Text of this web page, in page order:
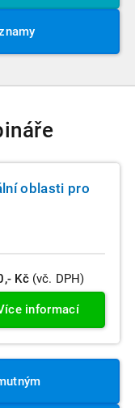
oblasti pro
Kč (vč. DPH)
informací